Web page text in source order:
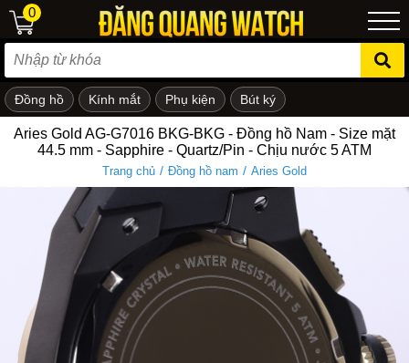
em
0
Đồng hồ Kính mắt Phụ kiện Bút ký
Aries Gold AG-G7016 BKG-BKG - Đồng hồ Nam - Size mặt
44.5 mm - Sapphire - Quartz/Pin - Chịu nước 5 ATM
Trang chủ / Đồng hồ nam / Aries Gold